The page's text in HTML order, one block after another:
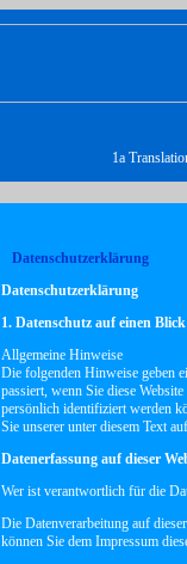
1a
Datenschutzerklärung
Datenschutzerklärung
1. Datenschutz auf einen Blick
Allgemeine Hinweise
Die folgenden Hinweise geben
passiert, wenn Sie diese
persönlich identifiziert werden
Sie unserer unter diesem Text
Datenerfassung auf dieser
Wer ist verantwortlich für die
Die Datenverarbeitung auf
können Sie dem Impressum